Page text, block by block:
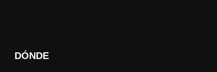
DÓNDE